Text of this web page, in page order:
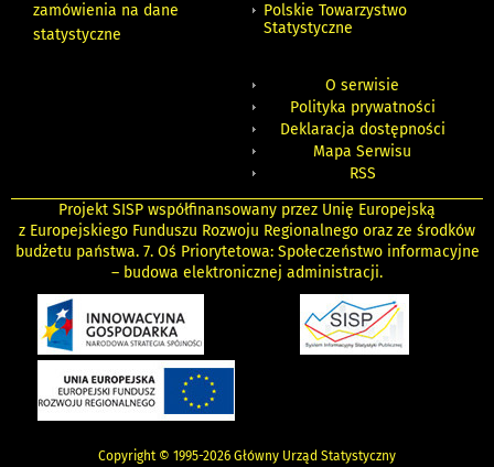
zamówienia na dane
statystyczne
Polskie Towarzystwo
Statystyczne
O serwisie
Polityka prywatności
Deklaracja dostępności
Mapa Serwisu
RSS
Projekt SISP współfinansowany przez Unię Europejską
z Europejskiego Funduszu Rozwoju Regionalnego oraz ze środków
budżetu państwa. 7. Oś Priorytetowa: Społeczeństwo informacyjne
– budowa elektronicznej administracji.
Copyright © 1995-2026 Główny Urząd Statystyczny